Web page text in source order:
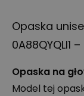
Opaska
0A88QYQLI1
Opaska na
Model tej